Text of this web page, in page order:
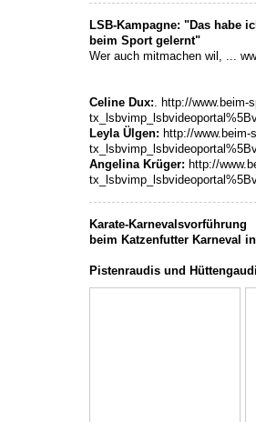
LSB-Kampagne: "Das habe
beim Sport gelernt"
Wer auch mitmachen wil, ...
Celine Dux:. http://www.beim-
Leyla Ülgen: http://
Angelina Krüger: http://
Karate-Karnevalsvorführung
beim Katzenfutter Karneval
Pistenraudis und